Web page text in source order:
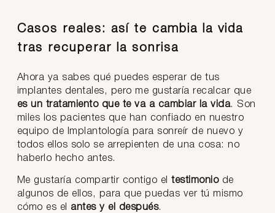
Casos reales: así te cambia la vida
tras recuperar la sonrisa
Ahora ya sabes qué puedes esperar de tus
implantes dentales, pero me gustaría recalcar que
es un tratamiento que te va a cambiar la vida. Son
miles los pacientes que han confiado en nuestro
equipo de Implantología para sonreír de nuevo y
todos ellos solo se arrepienten de una cosa: no
haberlo hecho antes.
Me gustaría compartir contigo eltestimonio de
algunos de ellos, para que puedas ver tú mismo
cómo es el antes y el después.